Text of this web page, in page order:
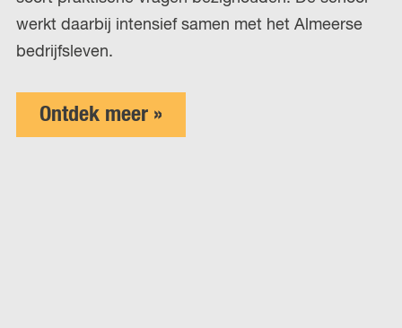
werkt daarbij intensief samen met het Almeerse
bedrijfsleven.
Ontdek meer »